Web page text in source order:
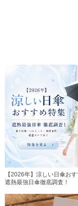
【2026年】涼しい日傘おす
遮熱最強日傘徹底調査！